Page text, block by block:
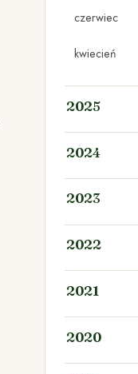
czerwiec
kwiecień
2025
2024
2023
2022
2021
2020